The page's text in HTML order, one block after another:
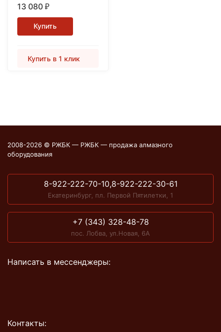
13 080₽
Купить
Купить в 1 клик
2008-2026 © РЖБК — РЖБК — продажа алмазного
оборудования
8-922-222-70-10,8-922-222-30-61
Екатеринбург, пл. Первой Пятилетки, 1
+7 (343) 328-48-78
пос. Лобва, ул.Новая, 6А
Написать в мессенджеры:
Контакты: